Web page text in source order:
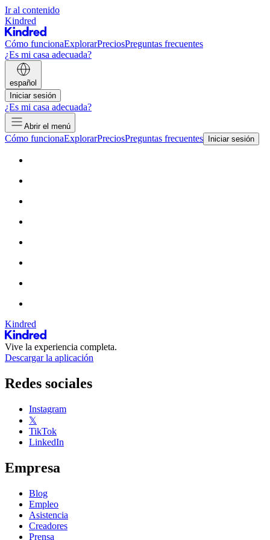
Ir al contenido
Kindred
Cómo funcionaExplorarPreciosPreguntas frecuentes
¿Es mi casa adecuada?
español
Iniciar sesión
¿Es mi casa adecuada?
Abrir el menú
Cómo funcionaExplorarPreciosPreguntas frecuentes Iniciar sesión
Kindred
Vive la experiencia completa.
Descargar la aplicación
Redes sociales
Instagram
𝕏
TikTok
LinkedIn
Empresa
Blog
Empleo
Asistencia
Creadores
Prensa